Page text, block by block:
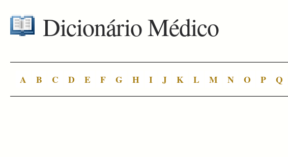
Dicionário Médico
A B C D E F G H I J K L M N O P Q